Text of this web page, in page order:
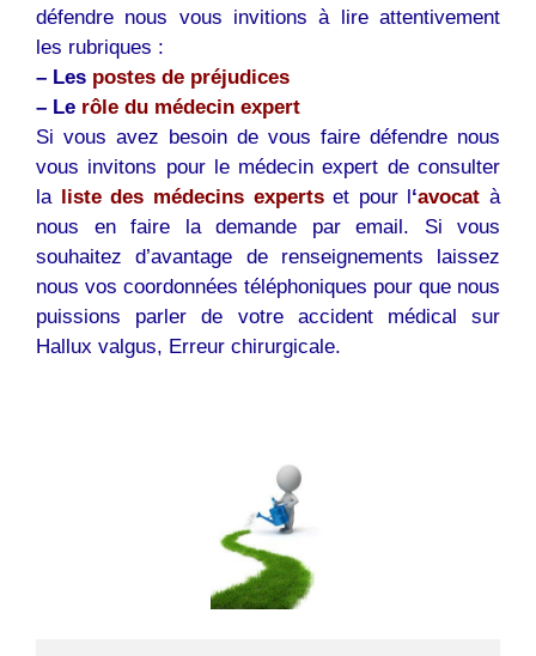
défendre nous vous invitions à lire attentivement
les rubriques :
– Les postes de préjudices
– Le rôle du médecin expert
Si vous avez besoin de vous faire défendre nous
vous invitons pour le médecin expert de consulter
la liste des médecins experts et pour l‘avocat à
nous en faire la demande par email. Si vous
souhaitez d’avantage de renseignements laissez
nous vos coordonnées téléphoniques pour que nous
puissions parler de votre accident médical sur
Hallux valgus, Erreur chirurgicale.